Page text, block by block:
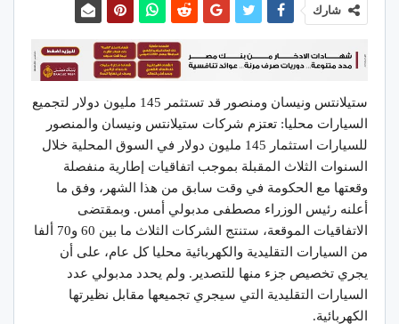
شارك
ستيلانتس ونيسان ومنصور قد تستثمر 145 مليون دولار لتجميع
السيارات محليا: تعتزم شركات ستيلانتس ونيسان والمنصور
للسيارات استثمار 145 مليون دولار في السوق المحلية خلال
السنوات الثلاث المقبلة بموجب اتفاقيات إطارية منفصلة
وقعتها مع الحكومة في وقت سابق من هذا الشهر، وفق ما
أعلنه رئيس الوزراء مصطفى مدبولي أمس. وبمقتضى
الاتفاقيات الموقعة، ستنتج الشركات الثلاث ما بين 60 و70 ألفا
من السيارات التقليدية والكهربائية محليا كل عام، على أن
يجري تخصيص جزء منها للتصدير. ولم يحدد مدبولي عدد
السيارات التقليدية التي سيجري تجميعها مقابل نظيرتها
الكهربائية.